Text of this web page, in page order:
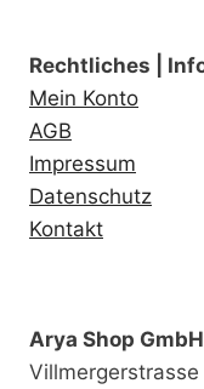
Rechtliches |
Mein Konto
AGB
Impressum
Datenschutz
Kontakt
Arya Shop GmbH
Villmergerstrasse